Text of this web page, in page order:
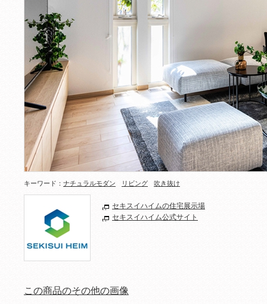
キーワード： ナチュラルモダン リビング 吹き抜け
セキスイハイムの住宅展示場
セキスイハイム公式サイト
この商品のその他の画像